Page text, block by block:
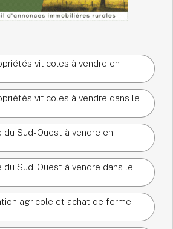
viticoles à vendre en
viticoles à vendre dans le
du Sud-Ouest à vendre en
du Sud-Ouest à vendre dans le
agricole et achat de ferme